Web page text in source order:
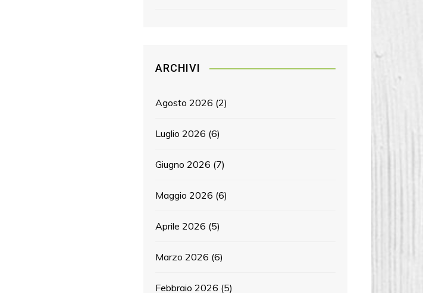
ARCHIVI
Agosto 2026 (2)
Luglio 2026 (6)
Giugno 2026 (7)
Maggio 2026 (6)
Aprile 2026 (5)
Marzo 2026 (6)
Febbraio 2026 (5)